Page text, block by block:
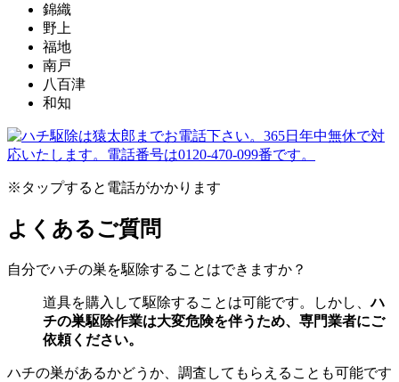
錦織
野上
福地
南戸
八百津
和知
※タップすると電話がかかります
よくあるご質問
自分でハチの巣を駆除することはできますか？
道具を購入して駆除することは可能です。しかし、ハ
チの巣駆除作業は大変危険を伴うため、専門業者にご
依頼ください。
ハチの巣があるかどうか、調査してもらえることも可能です